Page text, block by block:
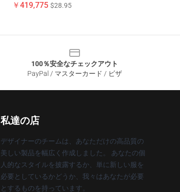
￥419,775 $28.95
100％安全なチェックアウト
PayPal / マスターカード / ビザ
私達の店
デザイナーのチームは、あなただけの高品質の
美しい製品を幅広く作成しました。 あなたの個
人的なスタイルを披露するか、単に新しい服を
必要としているかどうか、我々はあなたが必要
とするものを持っています。